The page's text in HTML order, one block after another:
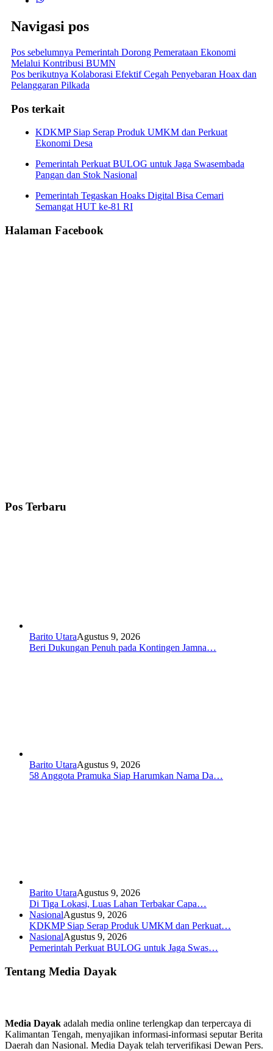
Navigasi pos
Pos sebelumnya Pemerintah Dorong Pemerataan Ekonomi
Melalui Kontribusi BUMN
Pos berikutnya Kolaborasi Efektif Cegah Penyebaran Hoax dan
Pelanggaran Pilkada
Pos terkait
KDKMP Siap Serap Produk UMKM dan Perkuat
Ekonomi Desa
Pemerintah Perkuat BULOG untuk Jaga Swasembada
Pangan dan Stok Nasional
Pemerintah Tegaskan Hoaks Digital Bisa Cemari
Semangat HUT ke-81 RI
Halaman Facebook
Pos Terbaru
Barito UtaraAgustus 9, 2026
Beri Dukungan Penuh pada Kontingen Jamna…
Barito UtaraAgustus 9, 2026
58 Anggota Pramuka Siap Harumkan Nama Da…
Barito UtaraAgustus 9, 2026
Di Tiga Lokasi, Luas Lahan Terbakar Capa…
NasionalAgustus 9, 2026
KDKMP Siap Serap Produk UMKM dan Perkuat…
NasionalAgustus 9, 2026
Pemerintah Perkuat BULOG untuk Jaga Swas…
Tentang Media Dayak
Media Dayak adalah media online terlengkap dan terpercaya di
Kalimantan Tengah, menyajikan informasi-informasi seputar Berita
Daerah dan Nasional. Media Dayak telah terverifikasi Dewan Pers.